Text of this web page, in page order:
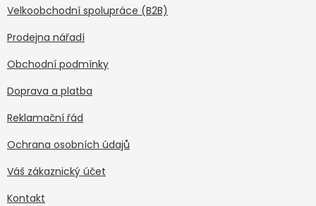
Velkoobchodní spolupráce (B2B)
Prodejna nářadí
Obchodní podmínky
Doprava a platba
Reklamační řád
Ochrana osobních údajů
Váš zákaznický účet
Kontakt